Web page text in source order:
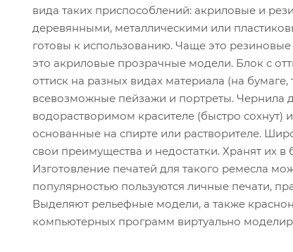
вида таких приспособлений: акриловые и
деревянными, металлическими или
готовы к использованию. Чаще это
это акриловые прозрачные модели. Блок с
оттиск на разных видах материала (на
всевозможные пейзажи и портреты. Чернила
водорастворимом красителе (быстро сохнут)
основанные на спирте или растворителе.
свои преимущества и недостатки. Хранят их
Изготовление печатей для такого ремесла
популярностью пользуются личные печати,
Выделяют рельефные модели, а также
компьютерных программ виртуально